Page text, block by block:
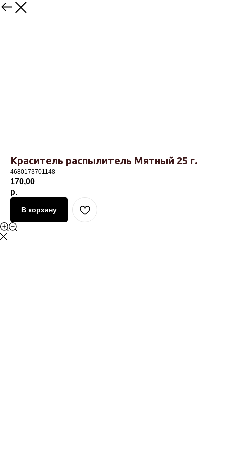
Назад
Краситель распылитель Мятный 25 г.
4680173701148
170,00
р.
В корзину